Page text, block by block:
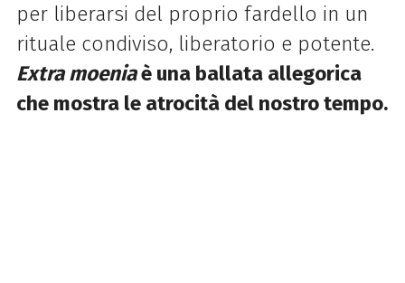
per liberarsi del proprio fardello in un
rituale condiviso, liberatorio e potente.
Extra moeniaè una ballata allegorica
che mostra le atrocità del nostro tempo.